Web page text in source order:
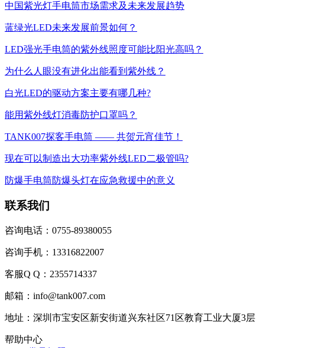
中国紫光灯手电筒市场需求及未来发展趋势
蓝绿光LED未来发展前景如何？
LED强光手电筒的紫外线照度可能比阳光高吗？
为什么人眼没有进化出能看到紫外线？
白光LED的驱动方案主要有哪几种?
能用紫外线灯消毒防护口罩吗？
TANK007探客手电筒 —— 共贺元宵佳节！
现在可以制造出大功率紫外线LED二极管吗?
防爆手电筒防爆头灯在应急救援中的意义
联系我们
咨询电话：0755-89380055
咨询手机：13316822007
客服Q Q：2355714337
邮箱：info@tank007.com
地址：深圳市宝安区新安街道兴东社区71区教育工业大厦3层
帮助中心